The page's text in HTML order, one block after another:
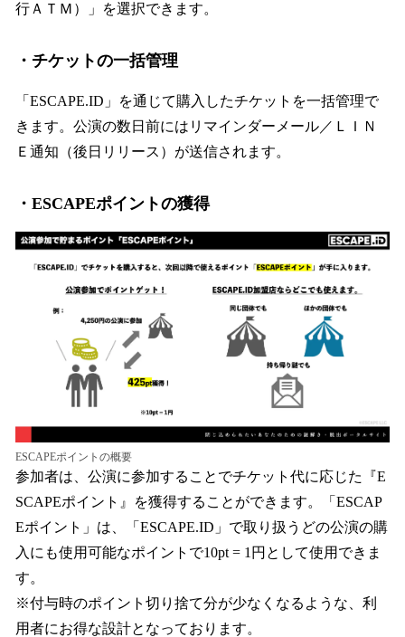
行ＡＴＭ）」を選択できます。
・チケットの一括管理
「ESCAPE.ID」を通じて購入したチケットを一括管理で
きます。公演の数日前にはリマインダーメール／ＬＩＮ
Ｅ通知（後日リリース）が送信されます。
・ESCAPEポイントの獲得
ESCAPEポイントの概要
参加者は、公演に参加することでチケット代に応じた『E
SCAPEポイント』を獲得することができます。「ESCAP
Eポイント」は、「ESCAPE.ID」で取り扱うどの公演の購
入にも使用可能なポイントで10pt = 1円として使用できま
す。
※付与時のポイント切り捨て分が少なくなるような、利
用者にお得な設計となっております。